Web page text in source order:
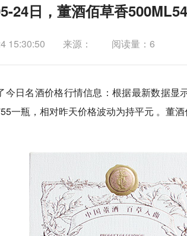
24日，董酒佰草香
15:30:50 来源： 阅读量：6
今日名酒价格行情信息：根据最新数据
一瓶，相对昨天价格波动为持平元 。董